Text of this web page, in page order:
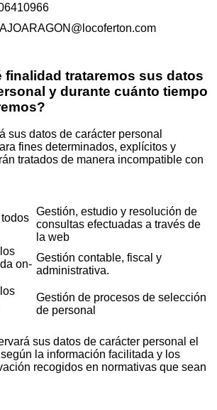
finalidad trataremos sus datos
y durante cuánto tiempo
sus datos de carácter personal
fines determinados, explícitos y
tratados de manera incompatible con
Gestión, estudio y resolución de
consultas efectuadas a través de
la web
on-
Gestión contable, fiscal y
administrativa.
Gestión de procesos de selección
de personal
sus datos de carácter personal el
la información facilitada y los
recogidos en normativas que sean